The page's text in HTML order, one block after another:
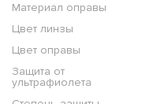
Материал оправы
Цвет линзы
Цвет оправы
Защита от
ультрафиолета